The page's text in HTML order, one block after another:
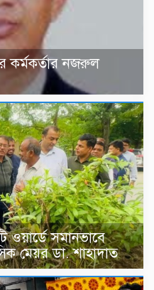
কর্মকর্তার নজরুল
ওয়ার্ডে সমানভাবে
মেয়র ডা. শাহাদাত